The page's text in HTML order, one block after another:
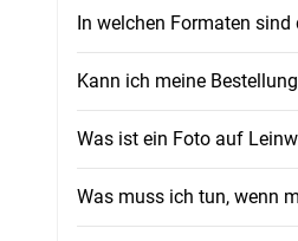
In welchen Formaten
Kann ich meine
Was ist ein Foto auf
Was muss ich tun, wenn